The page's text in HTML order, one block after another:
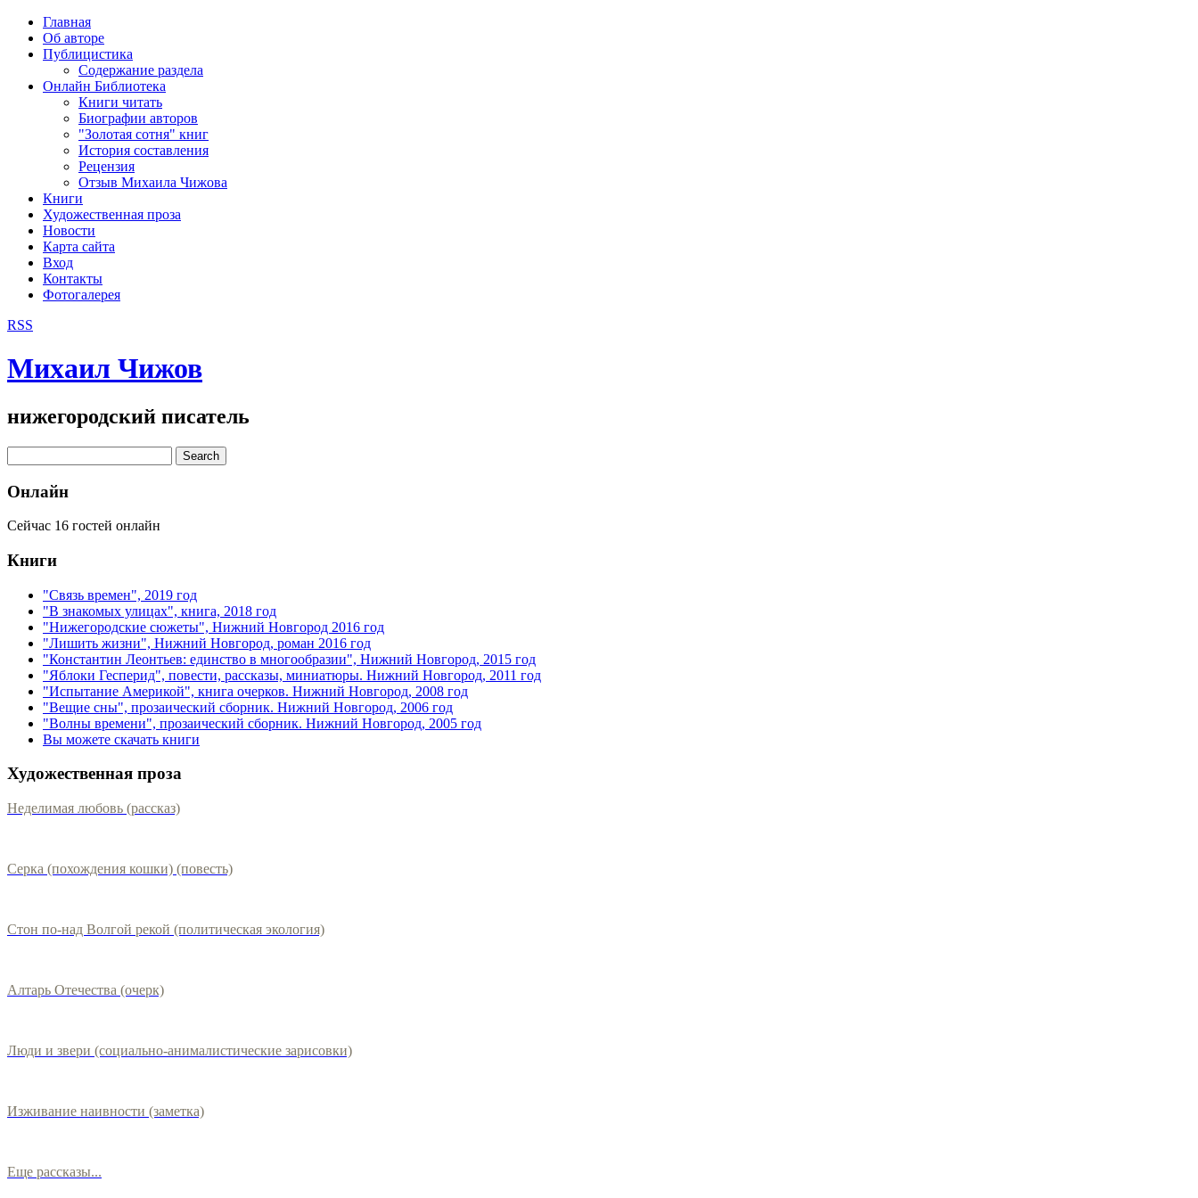
Главная
Об авторе
Публицистика
Содержание раздела
Онлайн Библиотека
Книги читать
Биографии авторов
"Золотая сотня" книг
История составления
Рецензия
Отзыв Михаила Чижова
Книги
Художественная проза
Новости
Карта сайта
Вход
Контакты
Фотогалерея
RSS
Михаил Чижов
нижегородский писатель
Онлайн
Сейчас 16 гостей онлайн
Книги
"Связь времен", 2019 год
"В знакомых улицах", книга, 2018 год
"Нижегородские сюжеты", Нижний Новгород 2016 год
"Лишить жизни", Нижний Новгород, роман 2016 год
"Константин Леонтьев: единство в многообразии", Нижний Новгород, 2015 год
"Яблоки Гесперид", повести, рассказы, миниатюры. Нижний Новгород, 2011 год
"Испытание Америкой", книга очерков. Нижний Новгород, 2008 год
"Вещие сны", прозаический сборник. Нижний Новгород, 2006 год
"Волны времени", прозаический сборник. Нижний Новгород, 2005 год
Вы можете скачать книги
Художественная проза
Неделимая любовь (рассказ)
Серка (похождения кошки) (повесть)
Стон по-над Волгой рекой (политическая экология)
Алтарь Отечества (очерк)
Люди и звери (социально-анималистические зарисовки)
Изживание наивности (заметка)
Еще рассказы...